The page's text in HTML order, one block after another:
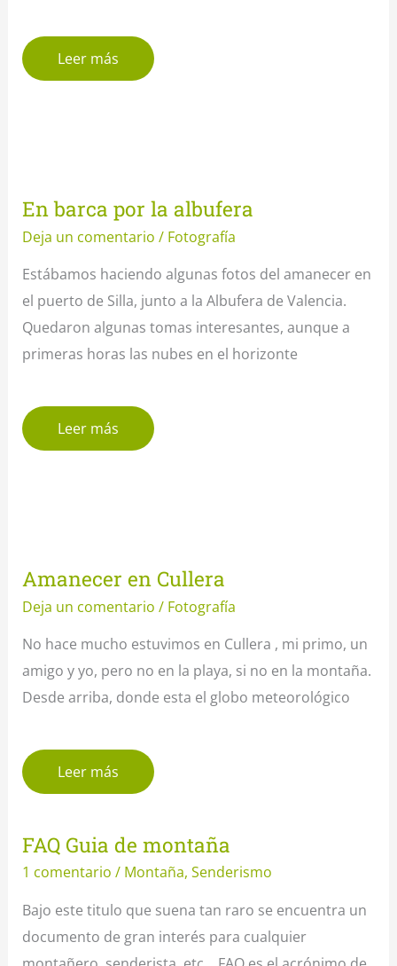
Leer más
En barca por la albufera
Deja un comentario / Fotografía
Estábamos haciendo algunas fotos del amanecer en
el puerto de Silla, junto a la Albufera de Valencia.
Quedaron algunas tomas interesantes, aunque a
primeras horas las nubes en el horizonte
Leer más
Amanecer en Cullera
Deja un comentario / Fotografía
No hace mucho estuvimos en Cullera , mi primo, un
amigo y yo, pero no en la playa, si no en la montaña.
Desde arriba, donde esta el globo meteorológico
Leer más
FAQ Guia de montaña
1 comentario / Montaña,Senderismo
Bajo este titulo que suena tan raro se encuentra un
documento de gran interés para cualquier